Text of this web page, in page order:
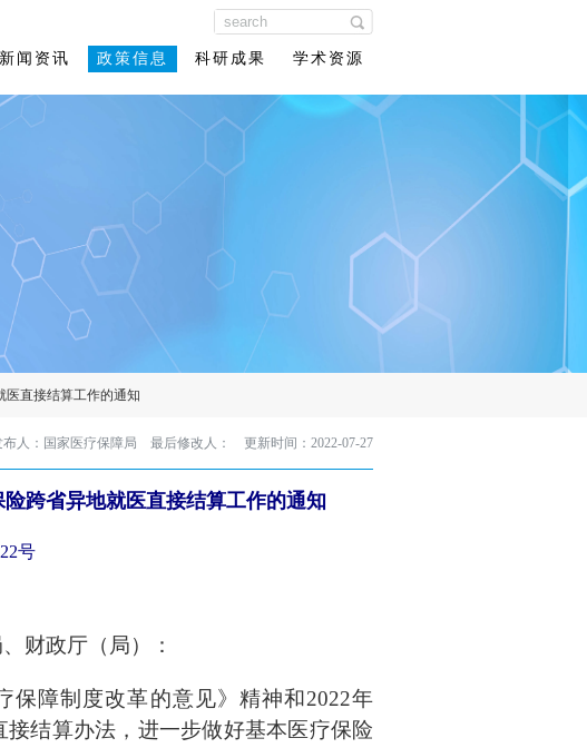
新闻资讯 政策信息 科研成果 学术资源
直接结算工作的通知
布人：国家医疗保障局 最后修改人： 更新时间：2022-07-27
跨省异地就医直接结算工作的通知
号
财政厅（局）：
障制度改革的意见》精神和2022年
接结算办法，进一步做好基本医疗保险